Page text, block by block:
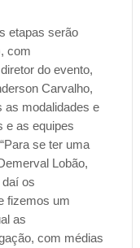
etapas serão
com
do evento,
Carvalho,
as modalidades e
e as equipes
se ter uma
Lobão,
os
fizemos um
as
com médias